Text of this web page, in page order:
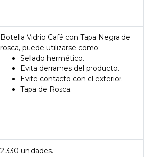
Botella Vidrio Café con Tapa Negra de
rosca, puede utilizarse como:
Sellado hermético.
Evita derrames del producto.
Evite contacto con el exterior.
Tapa de Rosca.
2.330 unidades.